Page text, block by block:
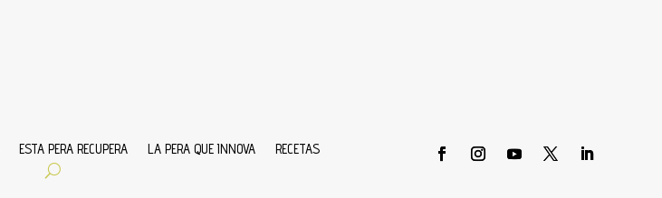
ESTA PERA RECUPERA LA PERA QUE INNOVA RECETAS